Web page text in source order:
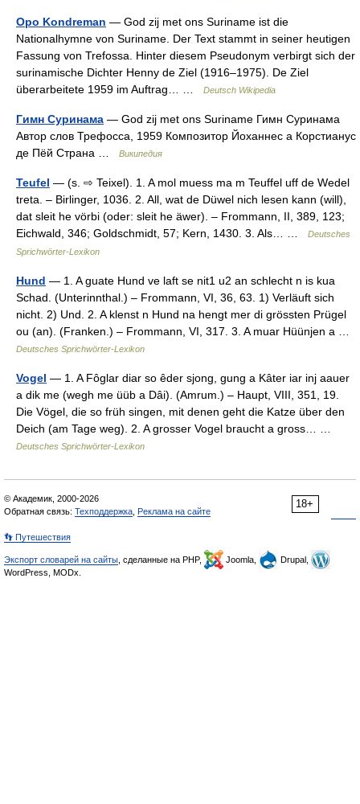
Opo Kondreman — God zij met ons Suriname ist die
Nationalhymne von Suriname. Der Text stammt in seiner heutigen
Fassung von Trefossa. Hinter diesem Pseudonym verbirgt sich der
surinamische Dichter Henny de Ziel (1916–1975). De Ziel
überarbeitete 1959 im Auftrag… …
Deutsch Wikipedia
Гимн Суринама — God zij met ons Suriname Гимн Суринама
Автор слов Трефосса, 1959 Композитор Йоханнес а Корстианус
де Пёй Страна …
Википедия
Teufel — (s. ⇨ Teixel). 1. A mol muess ma m Teuffel uff de Wedel
treta. – Birlinger, 1036. 2. All, wat de Düwel nich lesen kann (will),
dat sleit he vörbi (oder: sleit he äwer). – Frommann, II, 389, 123;
Eichwald, 346; Goldschmidt, 57; Kern, 1430. 3. Als… …
Deutsches
Sprichwörter-Lexikon
Hund — 1. A guate Hund ve laft se nit1 u2 an schlecht n is kua
Schad. (Unterinnthal.) – Frommann, VI, 36, 63. 1) Verläuft sich
nicht. 2) Und. 2. A klenst n Hund na hengt mer di grössten Prügel
ou (an). (Franken.) – Frommann, VI, 317. 3. A muar Hüünjen a …
Deutsches Sprichwörter-Lexikon
Vogel — 1. A Fôglar diar so êder sjong, gung a Kâter iar inj aauer
a dik me (wegh me üüb a Dâi). (Amrum.) – Haupt, VIII, 351, 19.
Die Vögel, die so früh singen, mit denen geht die Katze über den
Deich (am Tage weg). 2. A grosser Vogel braucht a gross… …
Deutsches Sprichwörter-Lexikon
18+
© Академик, 2000-2026
Обратная связь: Техподдержка Реклама на сайте
👣 Путешествия
Экспорт словарей на сайты , сделанные на PHP, Joomla,
Drupal,
WordPress, MODx.